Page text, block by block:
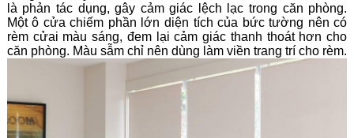
là phản tác dụng, gây cảm giác lệch lạc trong căn phòng.
Một ô cửa chiếm phần lớn diện tích của bức tường nên có
rèm cửai màu sáng, đem lại cảm giác thanh thoát hơn cho
căn phòng. Màu sẫm chỉ nên dùng làm viền trang trí cho rèm.